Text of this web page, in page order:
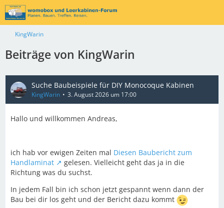
KingWarin
Beiträge von KingWarin
Suche Baubeispiele für DIY Monocoque Kabinen
KingWarin 3. August 2026 um 17:00
Hallo und willkommen Andreas,
ich hab vor ewigen Zeiten mal Diesen Baubericht zum
Handlaminat
gelesen. Vielleicht geht das ja in die
Richtung was du suchst.
In jedem Fall bin ich schon jetzt gespannt wenn dann der
Bau bei dir los geht und der Bericht dazu kommt